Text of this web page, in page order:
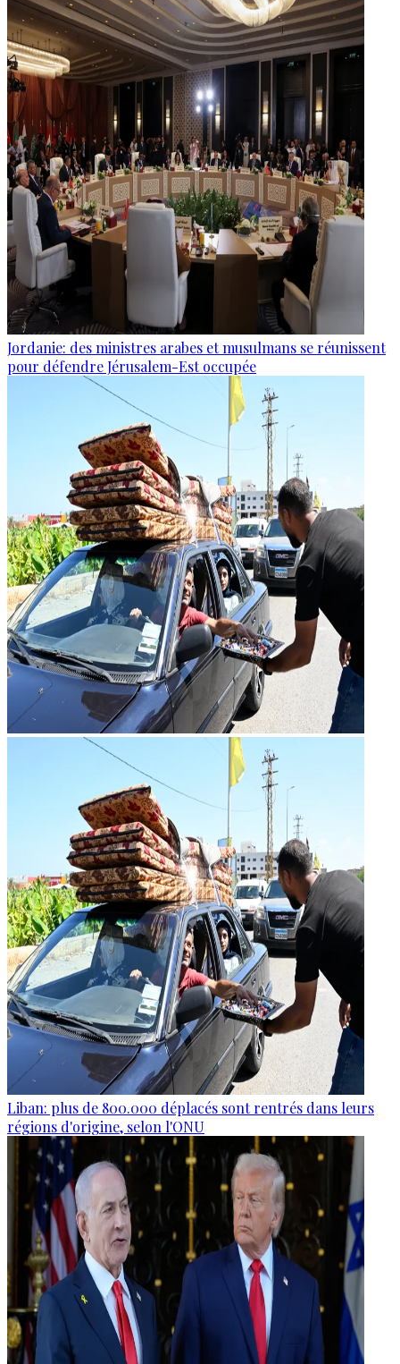
Jordanie: des ministres arabes et musulmans se réunissent
pour défendre Jérusalem-Est occupée
Liban: plus de 800.000 déplacés sont rentrés dans leurs
régions d'origine, selon l'ONU